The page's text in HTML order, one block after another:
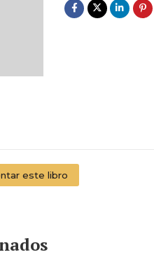
este libro